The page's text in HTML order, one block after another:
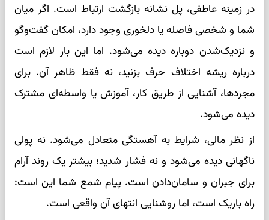
در زمینه عاطفی، پل نشانه بازگشت ارتباط است. اگر میان
شما و شخصی فاصله یا دلخوری وجود دارد، امکان گفت‌وگو
و نزدیک‌شدن دوباره دیده می‌شود. اما این بار لازم است
درباره ریشه اختلاف حرف بزنید، نه فقط ظاهر آن. برای
مجردها، آشنایی از طریق کار، آموزش یا واسطه‌ای مشترک
دیده می‌شود.
از نظر مالی، شرایط به آهستگی متعادل می‌شود. نه پولی
ناگهانی دیده می‌شود و نه فشار شدید؛ بیشتر یک روند آرام
برای جبران و سامان‌دادن است. پیام شمع شما این است:
راه باریک است، اما روشنایی انتهای آن واقعی است.